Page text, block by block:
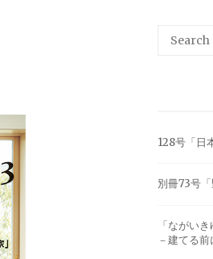
128号「日
別冊73号「
「ながい
－建てる